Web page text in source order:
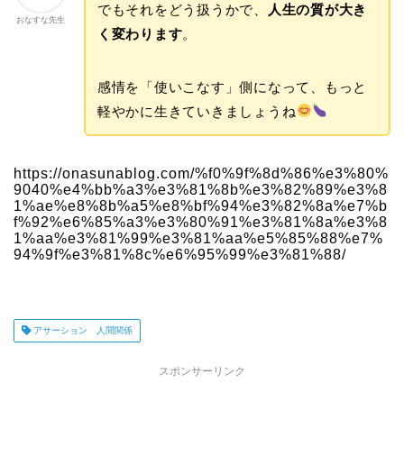
おなすな先生
でもそれをどう扱うかで、
人生の質が大き
く変わります。
感情を「使いこなす」側になって、もっと
軽やかに生きていきましょうね
https://onasunablog.com/%f0%9f%8d%86%e3%80%
9040%e4%bb%a3%e3%81%8b%e3%82%89%e3%8
1%ae%e8%8b%a5%e8%bf%94%e3%82%8a%e7%b
f%92%e6%85%a3%e3%80%91%e3%81%8a%e3%8
1%aa%e3%81%99%e3%81%aa%e5%85%88%e7%
94%9f%e3%81%8c%e6%95%99%e3%81%88/
アサーション 人間関係
スポンサーリンク